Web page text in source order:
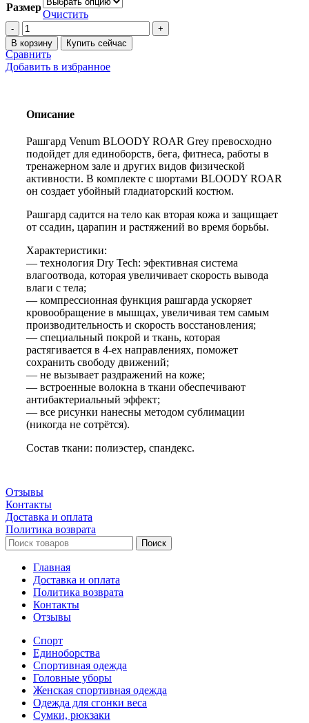
Размер
Очистить
Количество
товара
Рашгард
VENUM
В корзину Купить сейчас
Сравнить
Добавить в избранное
Описание
Рашгард Venum BLOODY ROAR Grey превосходно
подойдет для единоборств, бега, фитнеса, работы в
тренажерном зале и других видов физической
активности. В комплекте с шортами BLOODY ROAR
он создает убойный гладиаторский костюм.
Рашгард садится на тело как вторая кожа и защищает
от ссадин, царапин и растяжений во время борьбы.
Характеристики:
— технология Dry Tech: эфективная система
влагоотвода, которая увеличивает скорость вывода
влаги с тела;
— компрессионная функция рашгарда ускоряет
кровообращение в мышцах, увеличивая тем самым
производительность и скорость восстановления;
— специальный покрой и ткань, которая
растягивается в 4-ех направлениях, поможет
сохранить свободу движений;
— не вызывает раздражений на коже;
— встроенные волокна в ткани обеспечивают
антибактериальный эффект;
— все рисунки нанесны методом сублимации
(никогда не сотрётся).
Состав ткани: полиэстер, спандекс.
Отзывы
Контакты
Доставка и оплата
Политика возврата
Поиск
Главная
Доставка и оплата
Политика возврата
Контакты
Отзывы
Спорт
Единоборства
Cпортивная одежда
Головные уборы
Женская спортивная одежда
Одежда для сгонки веса
Сумки, рюкзаки